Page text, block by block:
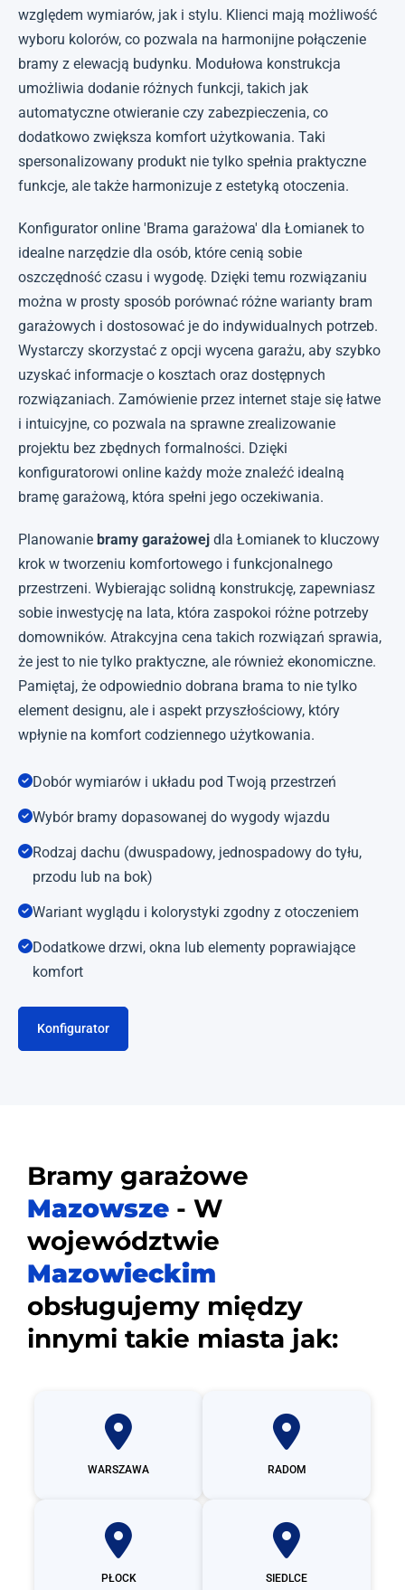
względem wymiarów, jak i stylu. Klienci mają możliwość
wyboru kolorów, co pozwala na harmonijne połączenie
bramy z elewacją budynku. Modułowa konstrukcja
umożliwia dodanie różnych funkcji, takich jak
automatyczne otwieranie czy zabezpieczenia, co
dodatkowo zwiększa komfort użytkowania. Taki
spersonalizowany produkt nie tylko spełnia praktyczne
funkcje, ale także harmonizuje z estetyką otoczenia.
Konfigurator online 'Brama garażowa' dla Łomianek to
idealne narzędzie dla osób, które cenią sobie
oszczędność czasu i wygodę. Dzięki temu rozwiązaniu
można w prosty sposób porównać różne warianty bram
garażowych i dostosować je do indywidualnych potrzeb.
Wystarczy skorzystać z opcji wycena garażu, aby szybko
uzyskać informacje o kosztach oraz dostępnych
rozwiązaniach. Zamówienie przez internet staje się łatwe
i intuicyjne, co pozwala na sprawne zrealizowanie
projektu bez zbędnych formalności. Dzięki
konfiguratorowi online każdy może znaleźć idealną
bramę garażową, która spełni jego oczekiwania.
Planowanie bramy garażowej dla Łomianek to kluczowy
krok w tworzeniu komfortowego i funkcjonalnego
przestrzeni. Wybierając solidną konstrukcję, zapewniasz
sobie inwestycję na lata, która zaspokoi różne potrzeby
domowników. Atrakcyjna cena takich rozwiązań sprawia,
że jest to nie tylko praktyczne, ale również ekonomiczne.
Pamiętaj, że odpowiednio dobrana brama to nie tylko
element designu, ale i aspekt przyszłościowy, który
wpłynie na komfort codziennego użytkowania.
Dobór wymiarów i układu pod Twoją przestrzeń
Wybór bramy dopasowanej do wygody wjazdu
Rodzaj dachu (dwuspadowy, jednospadowy do tyłu,
przodu lub na bok)
Wariant wyglądu i kolorystyki zgodny z otoczeniem
Dodatkowe drzwi, okna lub elementy poprawiające
komfort
Konfigurator
Bramy garażowe
Mazowsze - W
województwie
Mazowieckim
obsługujemy między
innymi takie miasta jak:
WARSZAWA RADOM
PŁOCK SIEDLCE